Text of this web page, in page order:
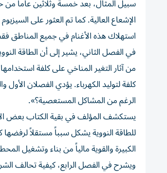
سبيل المثال، بعد خمسة وثلاثين عاماً من
الإشعاع العالية. كما تم العثور على
استهلاك هذه الأغنام في جميع المناطق فقط
في الفصل الثاني، يشير إلى أن الطاقة
من آثار التغير المناخي على كلفة
كلفة لتوليد الكهرباء. يؤدي الفصلان
الرغم من المشاكل المستعصية؟».
يستكشف المؤلف في بقية الكتاب بعض
للطاقة النووية يشكل سبباً مستقلاً
الكبيرة والقوية مالياً من بناء وتشغيل
ويشرح في الفصل الرابع، كيفية تحالف